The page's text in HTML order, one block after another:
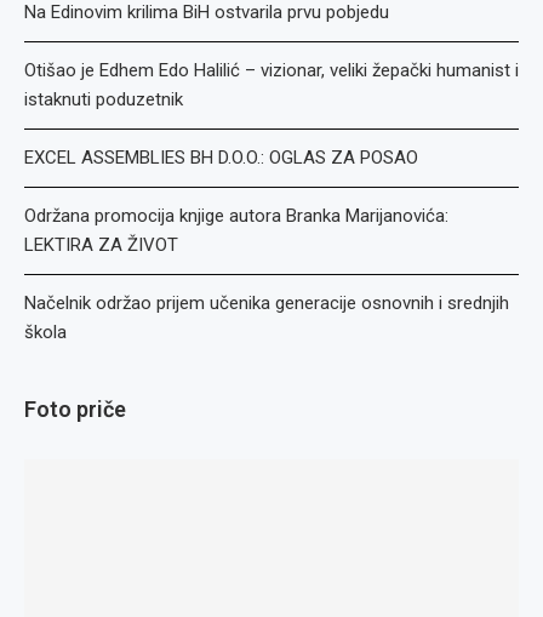
Na Edinovim krilima BiH ostvarila prvu pobjedu
Otišao je Edhem Edo Halilić – vizionar, veliki žepački humanist i
istaknuti poduzetnik
EXCEL ASSEMBLIES BH D.O.O.: OGLAS ZA POSAO
Održana promocija knjige autora Branka Marijanovića:
LEKTIRA ZA ŽIVOT
Načelnik održao prijem učenika generacije osnovnih i srednjih
škola
Foto priče